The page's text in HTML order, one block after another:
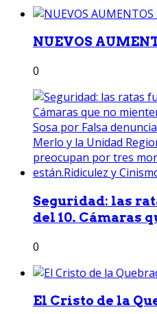
NUEVOS
0
Seguridad: las
del 10. Cámaras
0
El Cristo de la